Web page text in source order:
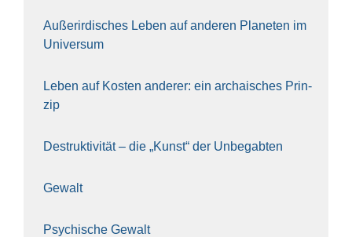
Außer­ir­di­sches Leben auf ande­ren Pla­ne­ten im
Uni­ver­sum
Leben auf Kos­ten ande­rer: ein archai­sches Prin­
zip
Destruk­ti­vi­tät – die „Kunst“ der Unbe­gab­ten
Gewalt
Psy­chi­sche Gewalt